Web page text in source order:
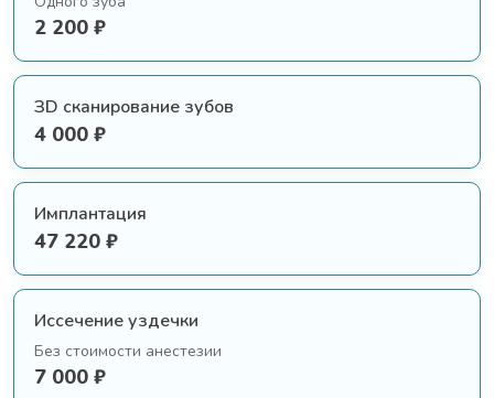
ВАКАНСИИ
2 200 ₽
ЗD сканирование зубов
4 000 ₽
Имплантация
47 220 ₽
Иссечение уздечки
Без стоимости анестезии
7 000 ₽